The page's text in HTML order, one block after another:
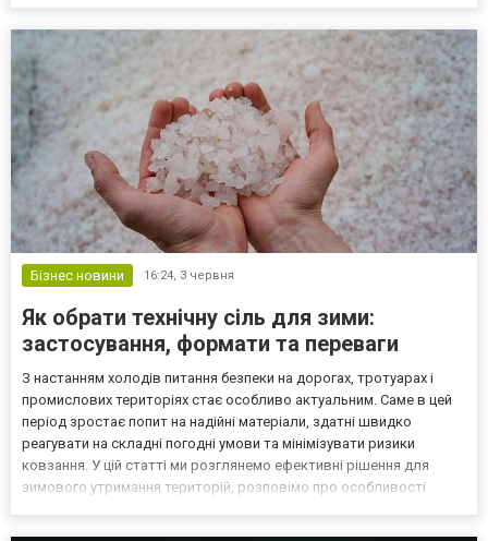
рад...
Бізнес новини 16:24, 3 червня
Як обрати технічну сіль для зими:
застосування, формати та переваги
З настанням холодів питання безпеки на дорогах, тротуарах і
промислових територіях стає особливо актуальним. Саме в цей
період зростає попит на надійні матеріали, здатні швидко
реагувати на складні погодні умови та мінімізувати ризики
ковзання. У цій статті ми розглянемо ефективні рішення для
зимового утримання територій, розповімо про особливості